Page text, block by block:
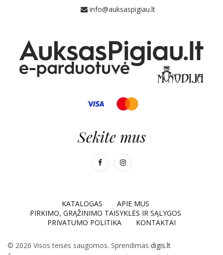
info@auksaspigiau.lt
Sekite mus
KATALOGAS
APIE MUS
PIRKIMO, GRĄŽINIMO TAISYKLĖS IR SĄLYGOS
PRIVATUMO POLITIKA
KONTAKTAI
© 2026 Visos teisės saugomos. Sprendimas digis.lt